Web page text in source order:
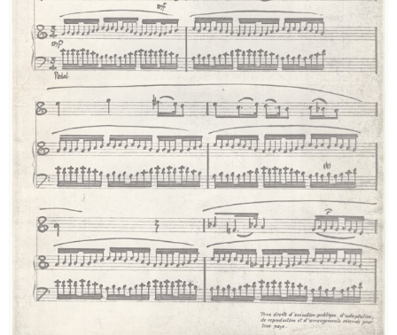
[Φάκελος] GR-As-MTH-003-Sc-025-152-
[Φάκελος] GR-As-MTH-003-Sc-025-153-
[Φάκελος] GR-As-MTH-003-Sc-025-154-
[Φάκελος] GR-As-MTH-003-Sc-026-155-Ένας
[Φάκελος] GR-As-MTH-003-Sc-026-156-
[Φάκελος] GR-As-MTH-003-Sc-026-157-
[Φάκελος] GR-As-MTH-003-Sc-026-158-Μαγική
[Φάκελος] GR-As-MTH-003-Sc-026-159-Η
[Φάκελος] GR-As-MTH-003-Sc-026-160-Το
[Φάκελος] GR-As-MTH-003-Sc-028-161-
[Φάκελος] GR-As-MTH-003-Sc-028-162-Το
[Φάκελος] GR-As-MTH-003-Sc-029-163-Ο
[Φάκελος] GR-As-MTH-003-Sc-029-164-ZORBA
[Φάκελος] GR-As-MTH-003-Sc-029-165-
[Φάκελος] GR-As-MTH-003-Sc-029-166-